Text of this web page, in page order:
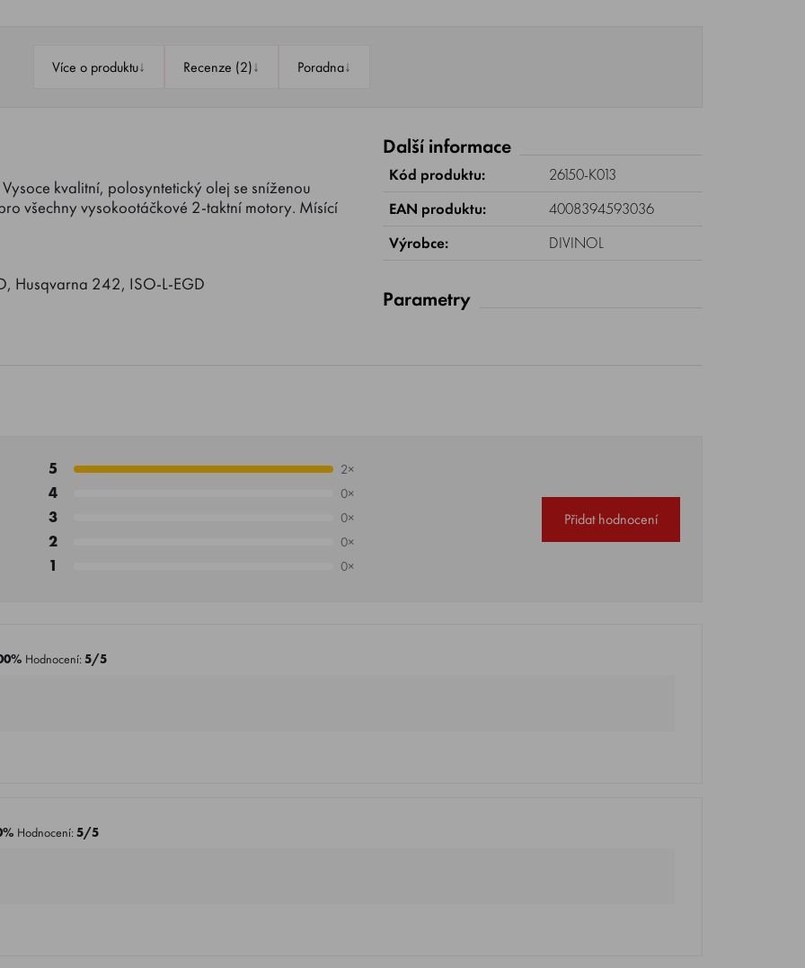
Více o produktu↓ Recenze (2)↓ Poradna↓
kvalitní, polosyntetický olej se sníženou
všechny vysokootáčkové 2-taktní motory. Mísící
Husqvarna 242, ISO-L-EGD
Další informace
Kód produktu:
26150-K013
EAN produktu:
4008394593036
Výrobce:
DIVINOL
Parametry
5 2×
4 0×
3 0×
2 0×
1 0×
Přidat hodnocení
Hodnocení:5/5
Hodnocení:5/5